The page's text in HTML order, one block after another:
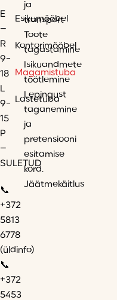
E
–
R
9-
18
L
9-
15
P
–
SULETUD
📞
+372
5813
6778
(üldinfo)
📞
+372
5453
ja
transport
Toote
tagastamine
Isikuandmete
töötlemine
Lepingust
taganemine
ja
pretensiooni
esitamise
kord.
Jäätmekäitlus
Esikumööbel
Kontorimööbel
Magamistuba
Lastetuba